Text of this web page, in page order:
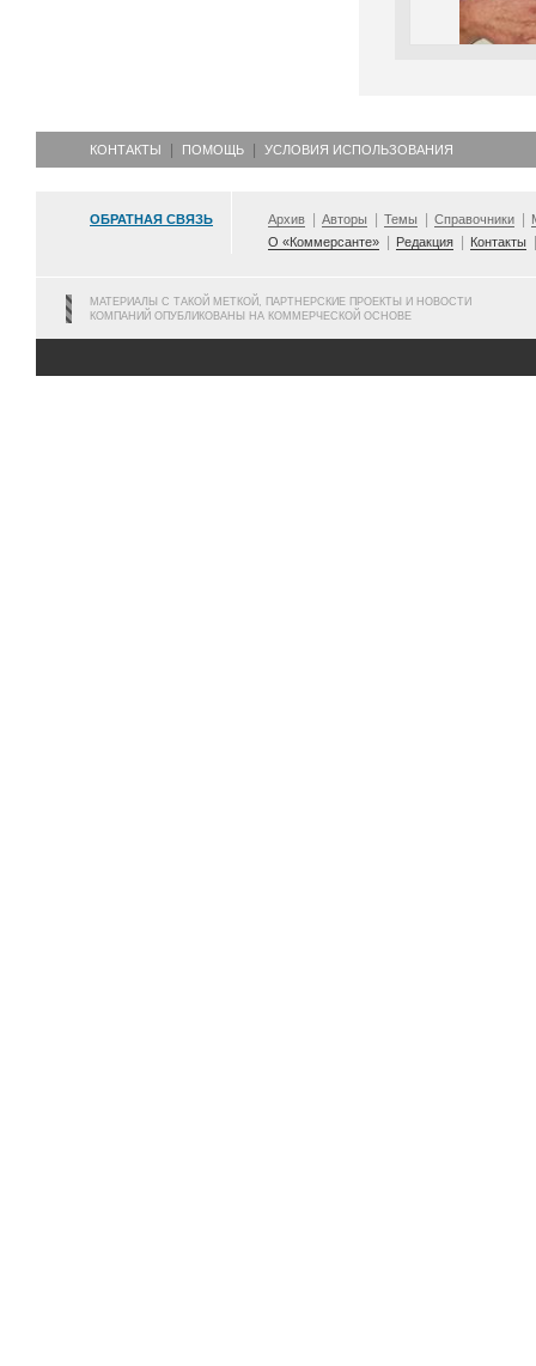
КОНТАКТЫ ПОМОЩЬ УСЛОВИЯ ИСПОЛЬЗОВАНИЯ
ОБРАТНАЯ СВЯЗЬ Архив Авторы Темы Справочники
О «Коммерсанте»
Редакция Контакты
МАТЕРИАЛЫ С ТАКОЙ МЕТКОЙ, ПАРТНЕРСКИЕ ПРОЕКТЫ И НОВОСТИ
КОМПАНИЙ ОПУБЛИКОВАНЫ НА КОММЕРЧЕСКОЙ ОСНОВЕ